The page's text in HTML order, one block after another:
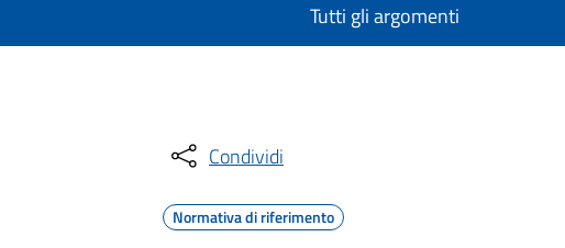
Tutti gli argomenti
Condividi
Normativa di riferimento